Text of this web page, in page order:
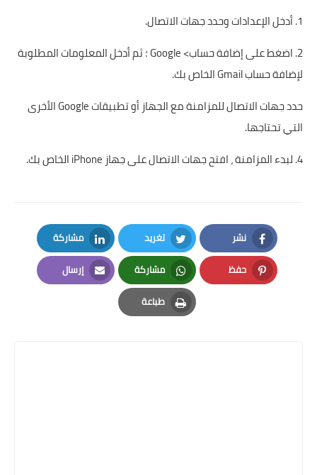
1. أدخل الإعدادات وحدد جهات الاتصال.
2. اضغط على إضافة حساب> Google ؛ ثم أدخل المعلومات المطلوبة
لإضافة حساب Gmail الخاص بك.
حدد جهات الاتصال للمزامنة مع الجهاز أو تطبيقات Google الأخرى
التي تحتاجها.
4. لبدء المزامنة ، افتح جهات الاتصال على جهاز iPhone الخاص بك.
نشر
Facebook
تغريد
Twitter
مشاركة
LinkedIn
حفظ
Pinterest
مشاركة
Whatsapp
إرسال
Email
طباعة
Print